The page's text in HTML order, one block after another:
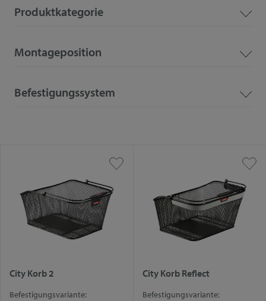
Produktkategorie
Montageposition
Befestigungssystem
City Korb 2
Befestigungsvariante:
City Korb Reflect
Befestigungsvariante: